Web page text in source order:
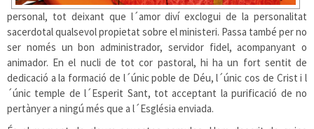
personal, tot deixant que l´amor diví exclogui de la personalitat
sacerdotal qualsevol propietat sobre el ministeri. Passa també per no
ser només un bon administrador, servidor fidel, acompanyant o
animador. En el nucli de tot cor pastoral, hi ha un fort sentit de
dedicació a la formació de l´únic poble de Déu, l´únic cos de Crist i l
´únic temple de l´Esperit Sant, tot acceptant la purificació de no
pertànyer a ningú més que a l´Església enviada.